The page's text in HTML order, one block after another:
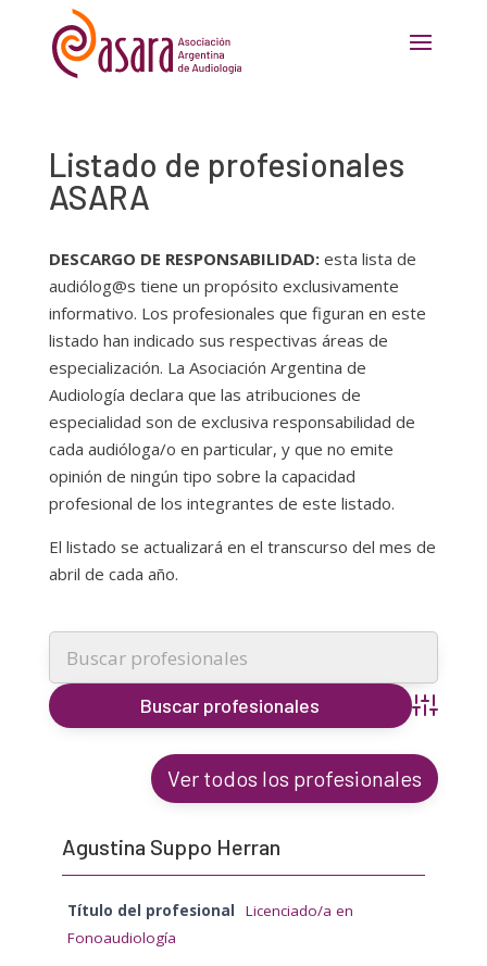
Listado de profesionales
ASARA
DESCARGO DE RESPONSABILIDAD:esta lista de
audiólog@s tiene un propósito exclusivamente
informativo. Los profesionales que figuran en este
listado han indicado sus respectivas áreas de
especialización. La Asociación Argentina de
Audiología declara que las atribuciones de
especialidad son de exclusiva responsabilidad de
cada audióloga/o en particular, y que no emite
opinión de ningún tipo sobre la capacidad
profesional de los integrantes de este listado.
El listado se actualizará en el transcurso del mes de
abril de cada año.
Ver todos los profesionales
Agustina Suppo Herran
Título del profesional
Licenciado/a en
Fonoaudiología